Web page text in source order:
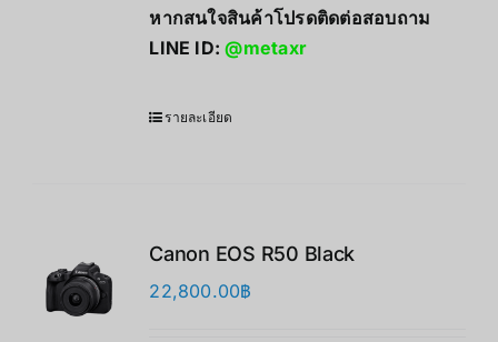
หากสนใจสินค้าโปรดติดต่อสอบถาม
LINE ID:@metaxr
รายละเอียด
Canon EOS R50 Black
22,800.00฿